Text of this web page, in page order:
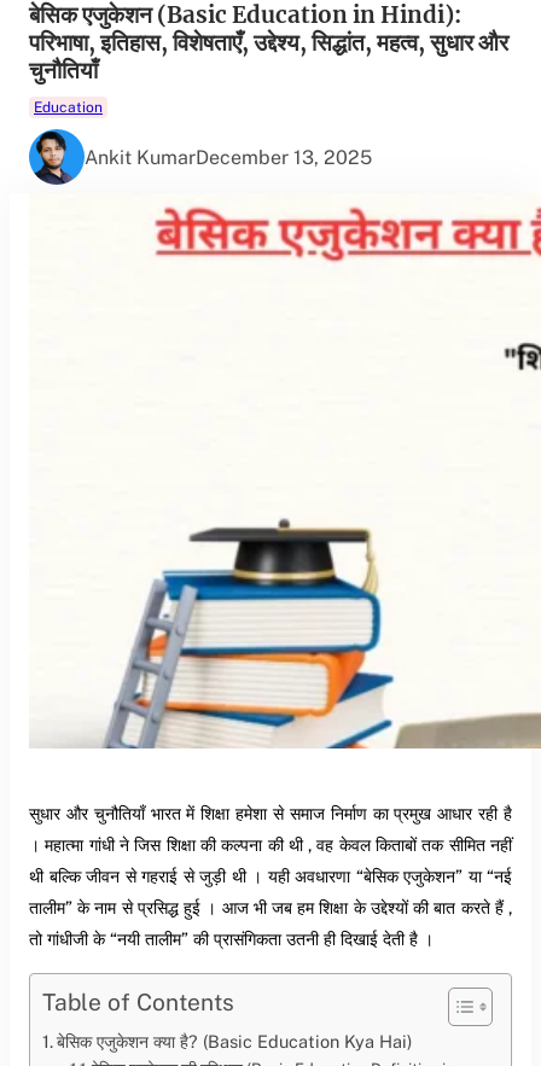
बेसिक एजुकेशन (Basic Education in Hindi):
परिभाषा, इतिहास, विशेषताएँ, उद्देश्य, सिद्धांत, महत्व, सुधार और
चुनौतियाँ
Education
Ankit KumarDecember 13, 2025
सुधार और चुनौतियाँ भारत में शिक्षा हमेशा से समाज निर्माण का प्रमुख आधार रही है
। महात्मा गांधी ने जिस शिक्षा की कल्पना की थी , वह केवल किताबों तक सीमित नहीं
थी बल्कि जीवन से गहराई से जुड़ी थी । यही अवधारणा “बेसिक एजुकेशन” या “नई
तालीम” के नाम से प्रसिद्ध हुई । आज भी जब हम शिक्षा के उद्देश्यों की बात करते हैं ,
तो गांधीजी के “नयी तालीम” की प्रासंगिकता उतनी ही दिखाई देती है ।
Table of Contents
बेसिक एजुकेशन क्या है? (Basic Education Kya Hai)